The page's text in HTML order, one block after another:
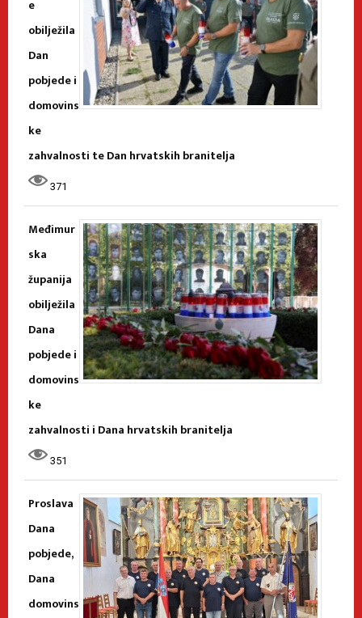
e
obilježila
Dan
pobjede i
domovins
ke
zahvalnosti te Dan hrvatskih branitelja
371
Međimur
ska
županija
obilježila
Dana
pobjede i
domovins
ke
zahvalnosti i Dana hrvatskih branitelja
351
Proslava
Dana
pobjede,
Dana
domovins